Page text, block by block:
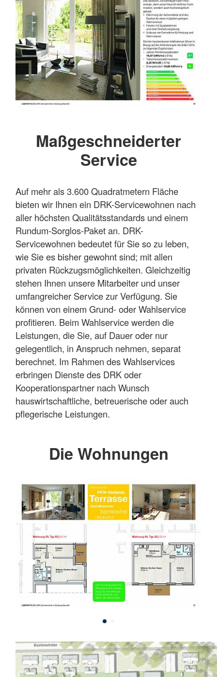
Maßgeschneiderter
Service
Auf mehr als 3.600 Quadratmetern Fläche
bieten wir Ihnen ein DRK-Servicewohnen nach
aller höchsten Qualitätsstandards und einem
Rundum-Sorglos-Paket an. DRK-
Servicewohnen bedeutet für Sie so zu leben,
wie Sie es bisher gewohnt sind; mit allen
privaten Rückzugsmöglichkeiten. Gleichzeitig
stehen Ihnen unsere Mitarbeiter und unser
umfangreicher Service zur Verfügung. Sie
können von einem Grund- oder Wahlservice
profitieren. Beim Wahlservice werden die
Leistungen, die Sie, auf Dauer oder nur
gelegentlich, in Anspruch nehmen, separat
berechnet. Im Rahmen des Wahlservices
erbringen Dienste des DRK oder
Kooperationspartner nach Wunsch
hauswirtschaftliche, betreuerische oder auch
pflegerische Leistungen.
Die Wohnungen